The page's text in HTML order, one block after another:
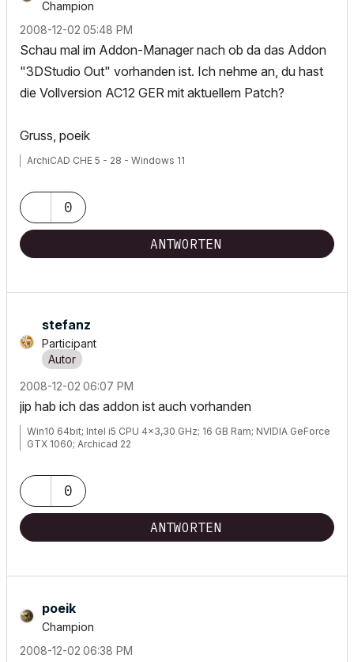
Champion
‎2008-12-02 05:48 PM
Schau mal im Addon-Manager nach ob da das Addon
"3DStudio Out" vorhanden ist. Ich nehme an, du hast
die Vollversion AC12 GER mit aktuellem Patch?
Gruss, poeik
ArchiCAD CHE 5 - 28 - Windows 11
0
ANTWORTEN
stefanz
Participant
‎2008-12-02 06:07 PM
jip hab ich das addon ist auch vorhanden
Win10 64bit; Intel i5 CPU 4x3,30 GHz; 16 GB Ram; NVIDIA GeForce
GTX 1060; Archicad 22
0
ANTWORTEN
poeik
Champion
‎2008-12-02 06:38 PM